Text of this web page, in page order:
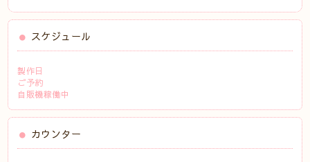
スケジュール
製作日
ご予約
自販機稼働中
カウンター